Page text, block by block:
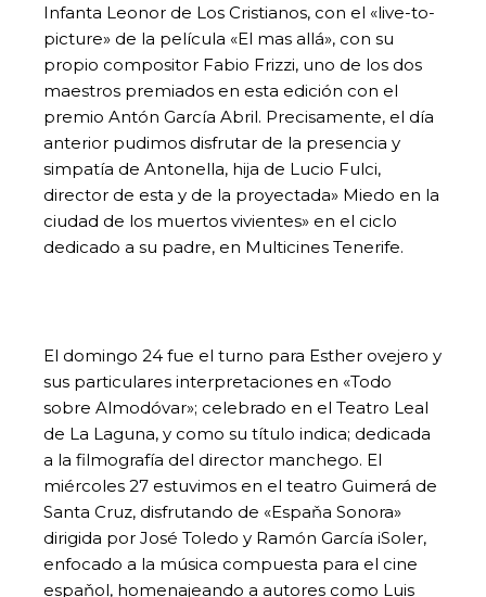
Infanta Leonor de Los Cristianos, con el «live-to-
picture» de la película «El mas allá», con su
propio compositor Fabio Frizzi, uno de los dos
maestros premiados en esta edición con el
premio Antón García Abril. Precisamente, el día
anterior pudimos disfrutar de la presencia y
simpatía de Antonella, hija de Lucio Fulci,
director de esta y de la proyectada» Miedo en la
ciudad de los muertos vivientes» en el ciclo
dedicado a su padre, en Multicines Tenerife.
El domingo 24 fue el turno para Esther ovejero y
sus particulares interpretaciones en «Todo
sobre Almodóvar»; celebrado en el Teatro Leal
de La Laguna, y como su título indica; dedicada
a la filmografía del director manchego. El
miércoles 27 estuvimos en el teatro Guimerá de
Santa Cruz, disfrutando de «Espaňa Sonora»
dirigida por José Toledo y Ramón García iSoler,
enfocado a la música compuesta para el cine
espaňol, homenajeando a autores como Luis